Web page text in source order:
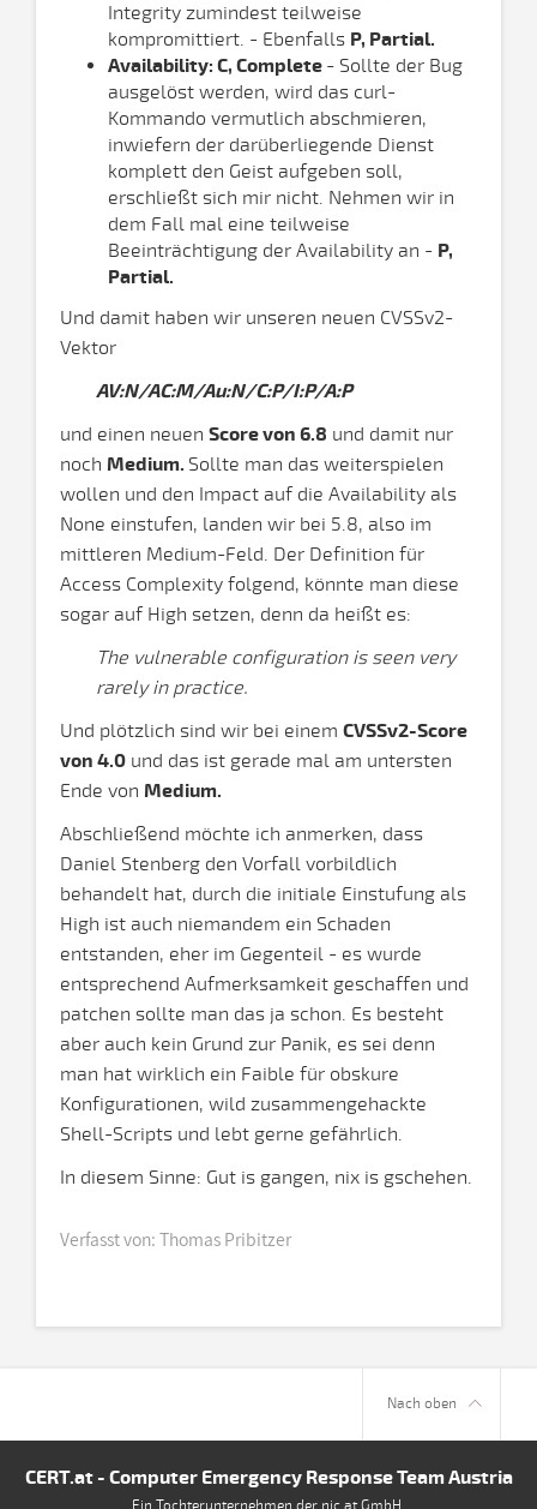
Integrity zumindest teilweise
kompromittiert. - Ebenfalls P, Partial.
Availability: C, Complete - Sollte der Bug
ausgelöst werden, wird das curl-
Kommando vermutlich abschmieren,
inwiefern der darüberliegende Dienst
komplett den Geist aufgeben soll,
erschließt sich mir nicht. Nehmen wir in
dem Fall mal eine teilweise
Beeinträchtigung der Availability an - P,
Partial.
Und damit haben wir unseren neuen CVSSv2-
Vektor
AV:N/AC:M/Au:N/C:P/I:P/A:P
und einen neuen Score von 6.8 und damit nur
noch Medium. Sollte man das weiterspielen
wollen und den Impact auf die Availability als
None einstufen, landen wir bei 5.8, also im
mittleren Medium-Feld. Der Definition für
Access Complexity folgend, könnte man diese
sogar auf High setzen, denn da heißt es:
The vulnerable configuration is seen very
rarely in practice.
Und plötzlich sind wir bei einem CVSSv2-Score
von 4.0 und das ist gerade mal am untersten
Ende von Medium.
Abschließend möchte ich anmerken, dass
Daniel Stenberg den Vorfall vorbildlich
behandelt hat, durch die initiale Einstufung als
High ist auch niemandem ein Schaden
entstanden, eher im Gegenteil - es wurde
entsprechend Aufmerksamkeit geschaffen und
patchen sollte man das ja schon. Es besteht
aber auch kein Grund zur Panik, es sei denn
man hat wirklich ein Faible für obskure
Konfigurationen, wild zusammengehackte
Shell-Scripts und lebt gerne gefährlich.
In diesem Sinne: Gut is gangen, nix is gschehen.
Verfasst von: Thomas Pribitzer
Nach oben
CERT.at - Computer Emergency Response Team Austria
Ein Tochterunternehmen der nic.at GmbH.